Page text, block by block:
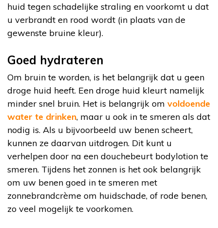
huid tegen schadelijke straling en voorkomt u dat
u verbrandt en rood wordt (in plaats van de
gewenste bruine kleur).
Goed hydrateren
Om bruin te worden, is het belangrijk dat u geen
droge huid heeft. Een droge huid kleurt namelijk
minder snel bruin. Het is belangrijk om voldoende
water te drinken, maar u ook in te smeren als dat
nodig is. Als u bijvoorbeeld uw benen scheert,
kunnen ze daarvan uitdrogen. Dit kunt u
verhelpen door na een douchebeurt bodylotion te
smeren. Tijdens het zonnen is het ook belangrijk
om uw benen goed in te smeren met
zonnebrandcrème om huidschade, of rode benen,
zo veel mogelijk te voorkomen.